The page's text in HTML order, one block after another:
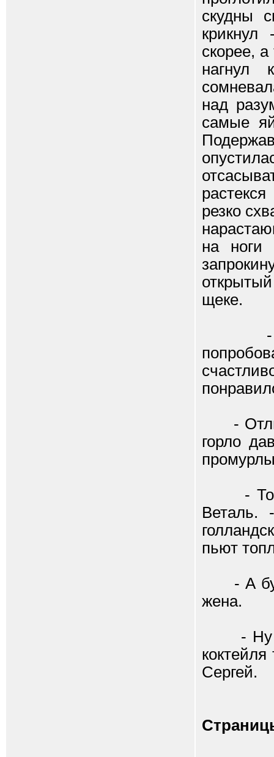
скудны
скорее,
нагнул
над
самые
резко
на ноги
щеке.
-
-
горло
-
Веталь.
пьют
- А
жена.
- Ну
Сергей.